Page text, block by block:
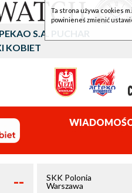
S.A. PUCHAR
KOBIET
--
SKK Polonia
Warszawa
Ta strona używa cookies
powinieneś zmienić